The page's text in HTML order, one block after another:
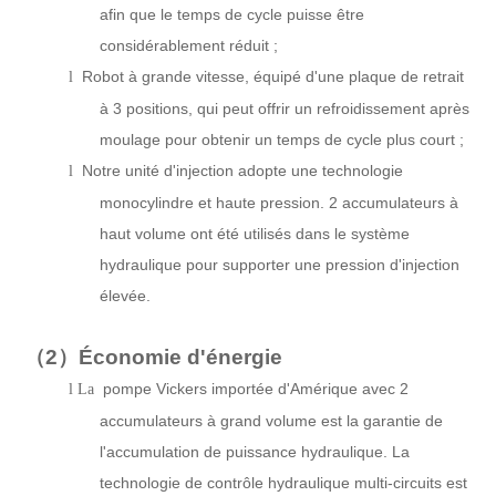
afin que le temps de cycle puisse être
considérablement réduit ;
l
Robot à grande vitesse, équipé d'une plaque de retrait
à 3 positions, qui peut offrir un refroidissement après
moulage pour obtenir un temps de cycle plus court ;
l
Notre unité d'injection adopte une technologie
monocylindre et haute pression. 2 accumulateurs à
haut volume ont été utilisés dans le système
hydraulique pour supporter une pression d'injection
élevée.
（2） Économie d'énergie
l La pompe Vickers importée d'Amérique avec 2
accumulateurs à grand volume est la garantie de
l'accumulation de puissance hydraulique. La
technologie de contrôle hydraulique multi-circuits est